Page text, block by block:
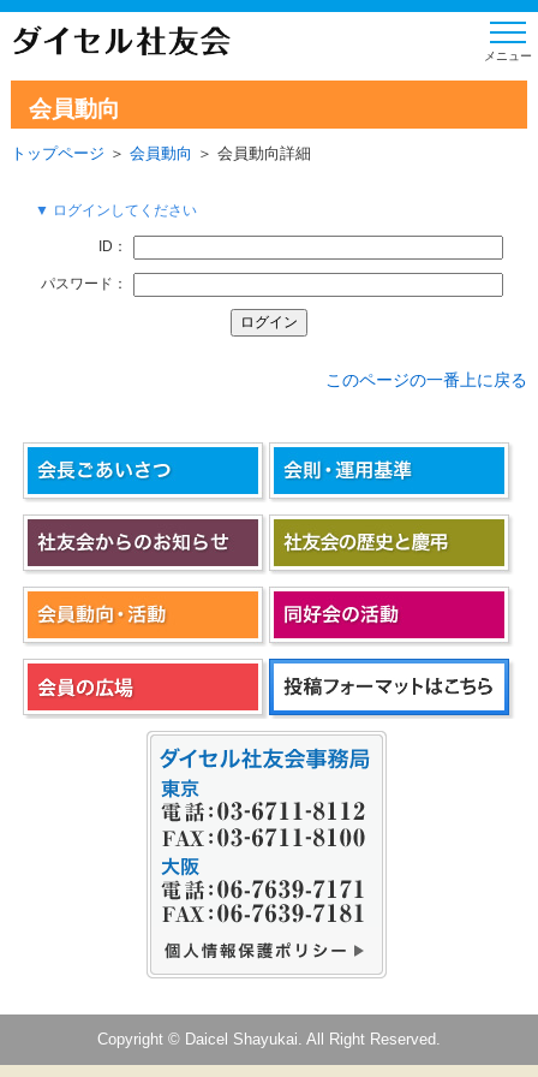
会員動向
トップページ ＞ 会員動向 ＞ 会員動向詳細
▼ ログインしてください
ID：
パスワード：
このページの一番上に戻る
Copyright © Daicel Shayukai. All Right Reserved.